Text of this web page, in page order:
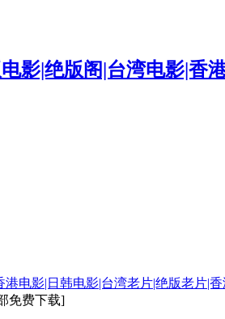
电影|日韩电影|台湾老片|绝版老片|
免费下载]